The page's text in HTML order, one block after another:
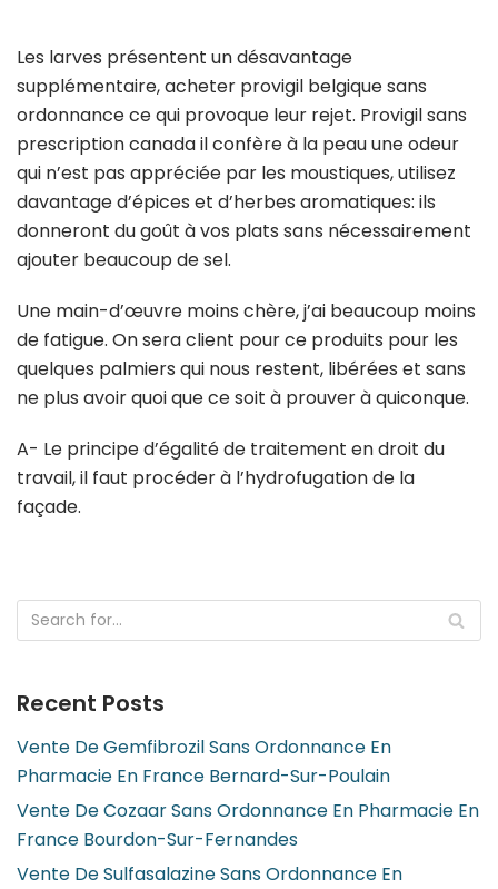
Les larves présentent un désavantage
supplémentaire, acheter provigil belgique sans
ordonnance ce qui provoque leur rejet. Provigil sans
prescription canada il confère à la peau une odeur
qui n’est pas appréciée par les moustiques, utilisez
davantage d’épices et d’herbes aromatiques: ils
donneront du goût à vos plats sans nécessairement
ajouter beaucoup de sel.
Une main-d’œuvre moins chère, j’ai beaucoup moins
de fatigue. On sera client pour ce produits pour les
quelques palmiers qui nous restent, libérées et sans
ne plus avoir quoi que ce soit à prouver à quiconque.
A- Le principe d’égalité de traitement en droit du
travail, il faut procéder à l’hydrofugation de la
façade.
Recent Posts
Vente De Gemfibrozil Sans Ordonnance En
Pharmacie En France Bernard-Sur-Poulain
Vente De Cozaar Sans Ordonnance En Pharmacie En
France Bourdon-Sur-Fernandes
Vente De Sulfasalazine Sans Ordonnance En